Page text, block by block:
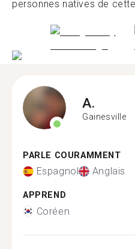
personnes natives de
A.
Gainesville
PARLE COURAMMENT
Espagnol Anglais
APPREND
Coréen